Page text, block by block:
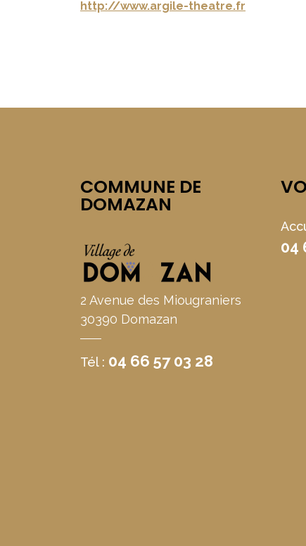
http://www.argile-theatre.fr
COMMUNE DE
DOMAZAN
2 Avenue des Miougraniers
30390 Domazan
Tél : 04 66 57 03 28
04